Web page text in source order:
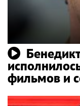
фильмов и